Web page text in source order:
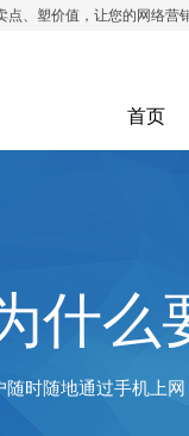
、塑价值，让您的网络营
首页
什么
时随地通过手机上